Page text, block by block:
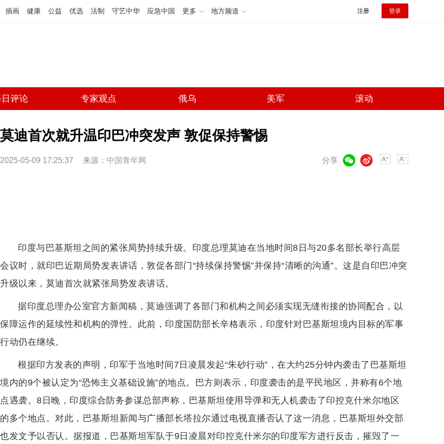
插画 健康 公益 优选 法制 守艺中华 应急中国 更多 地方频道 注册 登录
评论 专家观点 俄乌 美军 滚动
莫迪首次就升温印巴冲突发声 敦促保持警惕
2025-05-09 17:25:37 来源： 中国青年网 分享
微博
印度与巴基斯坦之间的紧张局势持续升级。印度总理莫迪在当地时间8日与20多名部长举行高层
会议时，就印巴近期局势发表讲话，敦促各部门“持续保持警惕”并保持“清晰的沟通”。这是自印巴冲突
升级以来，莫迪首次就紧张局势发表讲话。
据印度总理办公室官方新闻稿，莫迪强调了各部门和机构之间必须实现无缝衔接的协同配合，以
保障运作的延续性和机构的弹性。此前，印度国防部长辛格表示，印度针对巴基斯坦境内目标的军事
行动仍在继续。
根据印方发表的声明，印军于当地时间7日凌晨发起“朱砂行动”，在大约25分钟内袭击了巴基斯坦
境内的9个被认定为“恐怖主义基础设施”的地点。巴方则表示，印度袭击的是平民地区，并称有6个地
点遇袭。8日晚，印度综合防务参谋总部声称，巴基斯坦使用导弹和无人机袭击了印控克什米尔地区
的多个地点。对此，巴基斯坦新闻与广播部长塔拉尔通过电视直播否认了这一消息，巴基斯坦外交部
也发文予以否认。据报道，巴基斯坦军队于9日凌晨对印控克什米尔的印度军方进行反击，摧毁了一